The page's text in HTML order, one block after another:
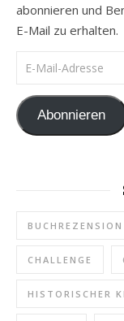
abonnieren und
E-Mail zu erhalten.
E-Mail-Adresse
Abonnieren
BUCHREZENSION
CHALLENGE
HISTORISCHER